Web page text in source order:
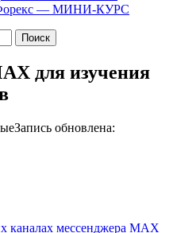
— МИНИ-КУРС
для изучения
Запись обновлена:
каналах мессенджера MAX